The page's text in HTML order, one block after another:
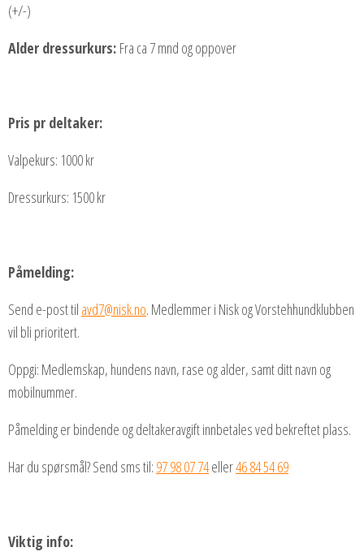
(+/-)
Alder dressurkurs: Fra ca 7 mnd og oppover
Pris pr deltaker:
Valpekurs: 1000 kr
Dressurkurs: 1500 kr
Påmelding:
Send e-post til avd7@nisk.no. Medlemmer i Nisk og Vorstehhundklubben
vil bli prioritert.
Oppgi: Medlemskap, hundens navn, rase og alder, samt ditt navn og
mobilnummer.
Påmelding er bindende og deltakeravgift innbetales ved bekreftet plass.
Har du spørsmål? Send sms til: 97 98 07 74eller46 84 54 69
Viktig info: